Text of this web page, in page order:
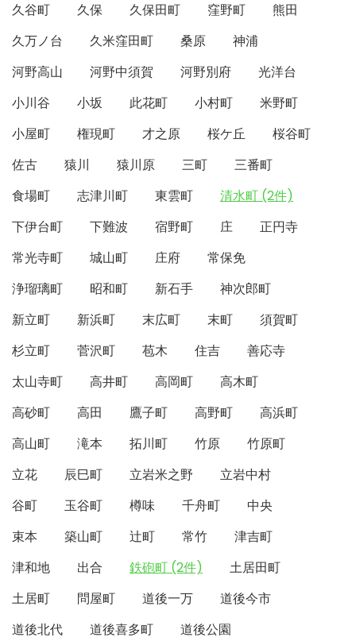
久谷町
久保 久保田町 窪野町
熊田
久万ノ台
久米窪田町 桑原
神浦
河野高山
河野中須賀 河野別府
光洋台
小川谷
小坂 此花町 小村町
米野町
小屋町
権現町 才之原 桜ケ丘
桜谷町
佐古
猿川 猿川原 三町
三番町
食場町
志津川町 東雲町
清水町 (2件)
下伊台町
下難波 宿野町 庄
正円寺
常光寺町
城山町 庄府
常保免
浄瑠璃町
昭和町 新石手
神次郎町
新立町
新浜町 末広町 末町
須賀町
杉立町
菅沢町 苞木 住吉
善応寺
太山寺町
高井町 高岡町
高木町
高砂町
高田 鷹子町 高野町
高浜町
高山町
滝本 拓川町 竹原
竹原町
立花
辰巳町 立岩米之野
立岩中村
谷町
玉谷町 樽味 千舟町
中央
束本
築山町 辻町 常竹
津吉町
津和地
出合 鉄砲町 (2件)
土居田町
土居町
問屋町 道後一万
道後今市
道後北代
道後喜多町
道後公園